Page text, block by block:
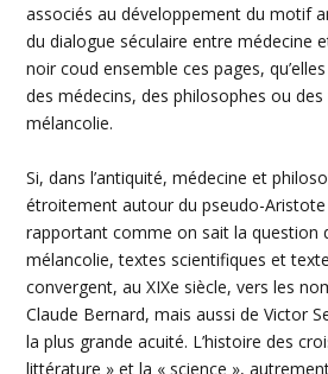
associés au développement du motif
du dialogue séculaire entre médecine
noir coud ensemble ces pages,
des médecins, des philosophes ou
mélancolie.
Si, dans l’antiquité, médecine et
étroitement autour du pseudo-
rapportant comme on sait la question
mélancolie, textes scientifiques et
convergent, au XIXe siècle, vers les
Claude Bernard, mais aussi de Victor
la plus grande acuité. L’histoire des
littérature » et la « science »,